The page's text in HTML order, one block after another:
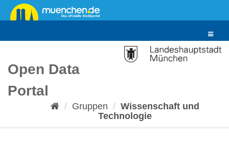
Überspringen
zum
Toggle
Open Data
Portal
Gruppen
Wissenschaft und
Technologie